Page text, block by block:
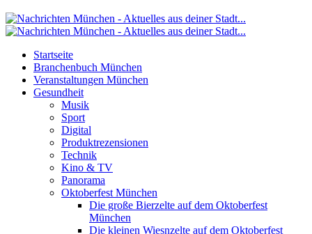
Startseite
Branchenbuch München
Veranstaltungen München
Gesundheit
Musik
Sport
Digital
Produktrezensionen
Technik
Kino & TV
Panorama
Oktoberfest München
Die große Bierzelte auf dem Oktoberfest
München
Die kleinen Wiesnzelte auf dem Oktoberfest